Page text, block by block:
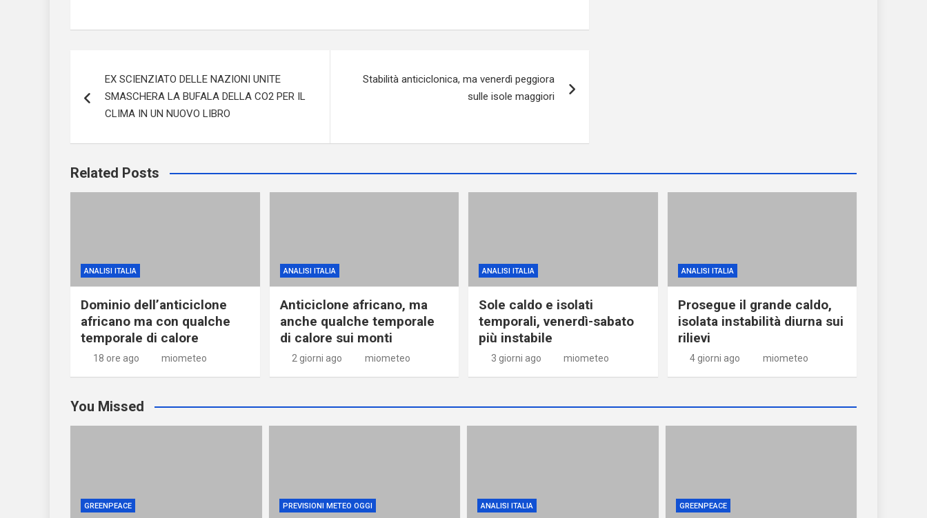
articoli
EX SCIENZIATO DELLE NAZIONI UNITE
SMASCHERA LA BUFALA DELLA CO2 PER IL
CLIMA IN UN NUOVO LIBRO
Stabilità anticiclonica, ma venerdì peggiora
sulle isole maggiori
Related Posts
ANALISI ITALIA
Dominio dell’anticiclone
africano ma con qualche
temporale di calore
18 ore ago miometeo
ANALISI ITALIA
Anticiclone africano, ma
anche qualche temporale
di calore sui monti
2 giorni ago miometeo
ANALISI ITALIA
Sole caldo e isolati
temporali, venerdì-sabato
più instabile
3 giorni ago miometeo
ANALISI ITALIA
Prosegue il grande caldo,
isolata instabilità diurna sui
rilievi
4 giorni ago miometeo
You Missed
GREENPEACE PREVISIONI METEO OGGI ANALISI ITALIA GREENPEACE